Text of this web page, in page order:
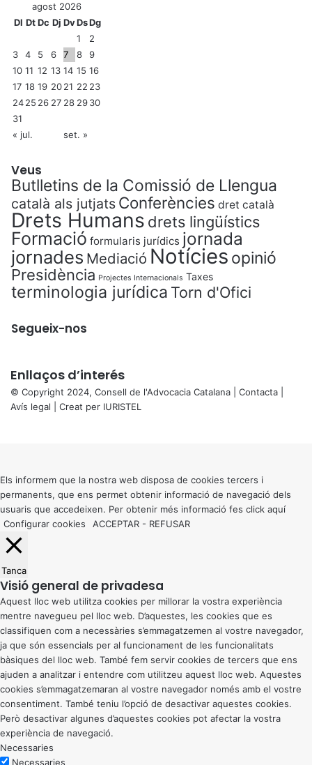
agost 2026
Dl DtDc Dj DvDsDg
1
2
3
4 5 6 7 8
9
10 11 12 13 14 15 16
17 18 19 2021 22 23
2425 26 27 28 2930
31
« jul.
set. »
Veus
Butlletins de la Comissió de Llengua
català als jutjats Conferències dret català
Drets Humans drets lingüístics
Formació formularis jurídics jornada
jornades Mediació Notícies opinió
Presidència Projectes Internacionals Taxes
terminologia jurídica Torn d'Ofici
Segueix-nos
Enllaços d’interés
© Copyright 2024, Consell de l'Advocacia Catalana | Contacta
Avís legal | Creat per IURISTEL
button
Els informem que la nostra web disposa de cookies tercers i
permanents, que ens permet obtenir informació de navegació dels
usuaris que accedeixen. Per obtenir més informació fes click aquí
Configurar cookies
ACCEPTAR - REFUSAR
Tanca
Visió general de privadesa
Aquest lloc web utilitza cookies per millorar la vostra experiència
mentre navegueu pel lloc web. D’aquestes, les cookies que es
classifiquen com a necessàries s’emmagatzemen al vostre navegador,
ja que són essencials per al funcionament de les funcionalitats
bàsiques del lloc web. També fem servir cookies de tercers que ens
ajuden a analitzar i entendre com utilitzeu aquest lloc web. Aquestes
cookies s’emmagatzemaran al vostre navegador només amb el vostre
consentiment. També teniu l’opció de desactivar aquestes cookies.
Però desactivar algunes d’aquestes cookies pot afectar la vostra
experiència de navegació.
Necessaries
Necessaries